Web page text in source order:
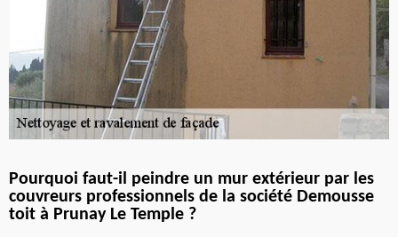
Pourquoi faut-il peindre un mur extérieur par les
couvreurs professionnels de la société Demousse
toit à Prunay Le Temple ?